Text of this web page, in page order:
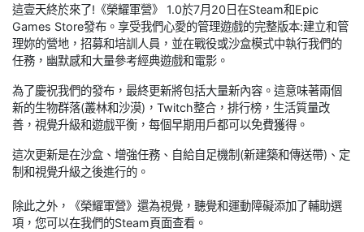
這壹天終於來了!《榮耀軍營》 1.0於7月20日在Steam和Epic
Games Store發布。享受我們心愛的管理遊戲的完整版本:建立和管
理妳的營地，招募和培訓人員，並在戰役或沙盒模式中執行我們的
任務，幽默感和大量參考經典遊戲和電影。
為了慶祝我們的發布，最終更新將包括大量新內容。這意味著兩個
新的生物群落(叢林和沙漠)，Twitch整合，排行榜，生活質量改
善，視覺升級和遊戲平衡，每個早期用戶都可以免費獲得。
這次更新是在沙盒、增強任務、自給自足機制(新建築和傳送帶)、定
制和視覺升級之後進行的。
除此之外，《榮耀軍營》還為視覺，聽覺和運動障礙添加了輔助選
項，您可以在我們的Steam頁面查看。